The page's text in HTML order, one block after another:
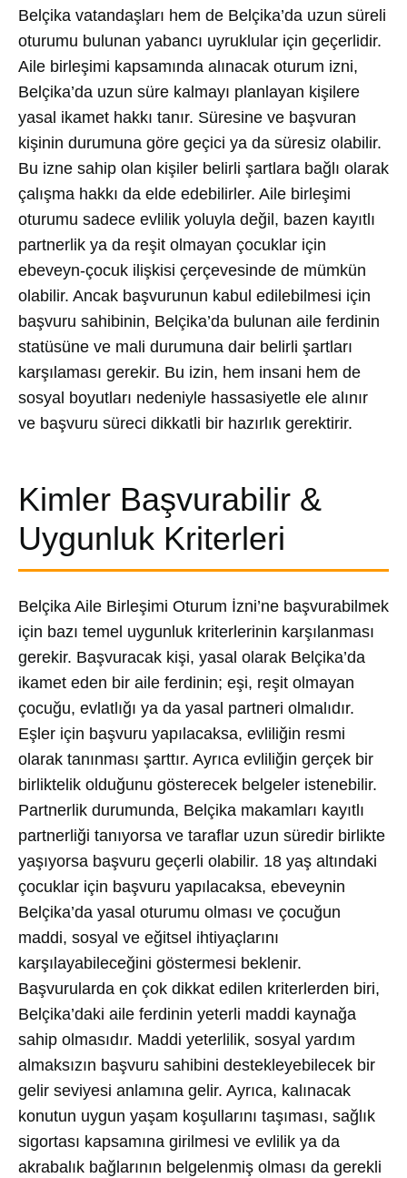
Belçika vatandaşları hem de Belçika’da uzun süreli
oturumu bulunan yabancı uyruklular için geçerlidir.
Aile birleşimi kapsamında alınacak oturum izni,
Belçika’da uzun süre kalmayı planlayan kişilere
yasal ikamet hakkı tanır. Süresine ve başvuran
kişinin durumuna göre geçici ya da süresiz olabilir.
Bu izne sahip olan kişiler belirli şartlara bağlı olarak
çalışma hakkı da elde edebilirler. Aile birleşimi
oturumu sadece evlilik yoluyla değil, bazen kayıtlı
partnerlik ya da reşit olmayan çocuklar için
ebeveyn-çocuk ilişkisi çerçevesinde de mümkün
olabilir. Ancak başvurunun kabul edilebilmesi için
başvuru sahibinin, Belçika’da bulunan aile ferdinin
statüsüne ve mali durumuna dair belirli şartları
karşılaması gerekir. Bu izin, hem insani hem de
sosyal boyutları nedeniyle hassasiyetle ele alınır
ve başvuru süreci dikkatli bir hazırlık gerektirir.
Kimler Başvurabilir &
Uygunluk Kriterleri
Belçika Aile Birleşimi Oturum İzni’ne başvurabilmek
için bazı temel uygunluk kriterlerinin karşılanması
gerekir. Başvuracak kişi, yasal olarak Belçika’da
ikamet eden bir aile ferdinin; eşi, reşit olmayan
çocuğu, evlatlığı ya da yasal partneri olmalıdır.
Eşler için başvuru yapılacaksa, evliliğin resmi
olarak tanınması şarttır. Ayrıca evliliğin gerçek bir
birliktelik olduğunu gösterecek belgeler istenebilir.
Partnerlik durumunda, Belçika makamları kayıtlı
partnerliği tanıyorsa ve taraflar uzun süredir birlikte
yaşıyorsa başvuru geçerli olabilir. 18 yaş altındaki
çocuklar için başvuru yapılacaksa, ebeveynin
Belçika’da yasal oturumu olması ve çocuğun
maddi, sosyal ve eğitsel ihtiyaçlarını
karşılayabileceğini göstermesi beklenir.
Başvurularda en çok dikkat edilen kriterlerden biri,
Belçika’daki aile ferdinin yeterli maddi kaynağa
sahip olmasıdır. Maddi yeterlilik, sosyal yardım
almaksızın başvuru sahibini destekleyebilecek bir
gelir seviyesi anlamına gelir. Ayrıca, kalınacak
konutun uygun yaşam koşullarını taşıması, sağlık
sigortası kapsamına girilmesi ve evlilik ya da
akrabalık bağlarının belgelenmiş olması da gerekli